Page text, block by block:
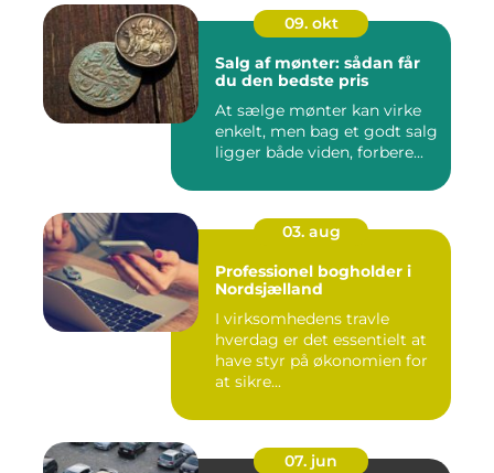
09. okt
Salg af mønter: sådan får
du den bedste pris
At sælge mønter kan virke
enkelt, men bag et godt salg
ligger både viden, forbere...
03. aug
Professionel bogholder i
Nordsjælland
I virksomhedens travle
hverdag er det essentielt at
have styr på økonomien for
at sikre...
07. jun